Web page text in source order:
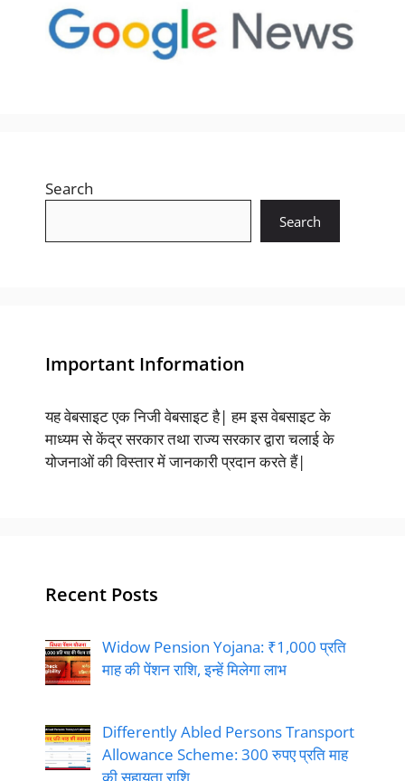
Search
Search
Important Information
यह वेबसाइट एक निजी वेबसाइट है| हम इस वेबसाइट के
माध्यम से केंद्र सरकार तथा राज्य सरकार द्वारा चलाई के
योजनाओं की विस्तार में जानकारी प्रदान करते हैं|
Recent Posts
Widow Pension Yojana: ₹1,000 प्रति
माह की पेंशन राशि, इन्हें मिलेगा लाभ
Differently Abled Persons Transport
Allowance Scheme: 300 रुपए प्रति माह
की सहायता राशि